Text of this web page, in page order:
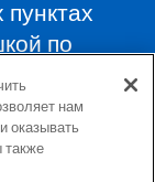
по
и
нам
оказывать
также